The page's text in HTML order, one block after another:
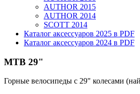
AUTHOR 2015
AUTHOR 2014
SCOTT 2014
Каталог аксессуаров 2025 в PDF
Каталог аксессуаров 2024 в PDF
MTB 29"
Горные велосипеды с 29" колесами